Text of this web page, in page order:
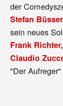
der
Stefan
sein neues
Frank
Claudio
"Der